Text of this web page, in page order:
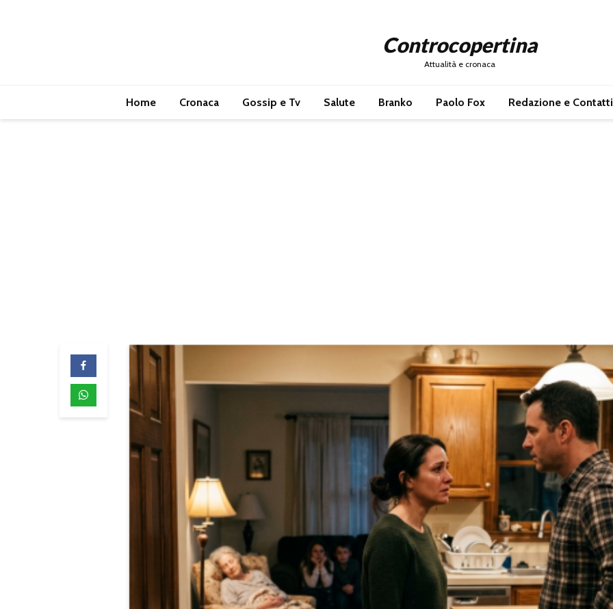
Controcopertina
Attualità e cronaca
Home Cronaca Gossip e Tv Salute Branko Paolo Fox Redazione e Contatti